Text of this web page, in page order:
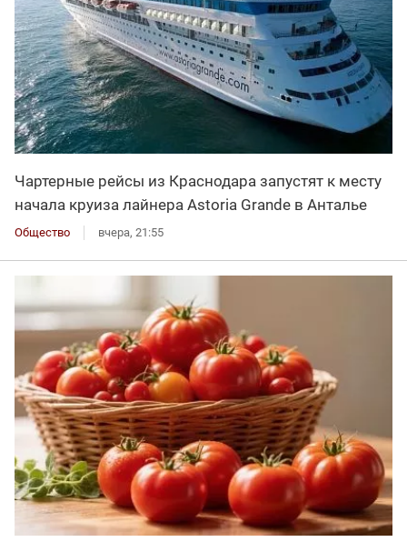
Чартерные рейсы из Краснодара запустят к месту
начала круиза лайнера Astoria Grande в Анталье
Общество вчера, 21:55